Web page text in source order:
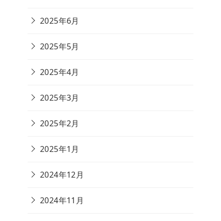
2025年6月
2025年5月
2025年4月
2025年3月
2025年2月
2025年1月
2024年12月
2024年11月